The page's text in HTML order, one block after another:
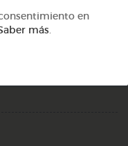
DOCS (2)
en
más.